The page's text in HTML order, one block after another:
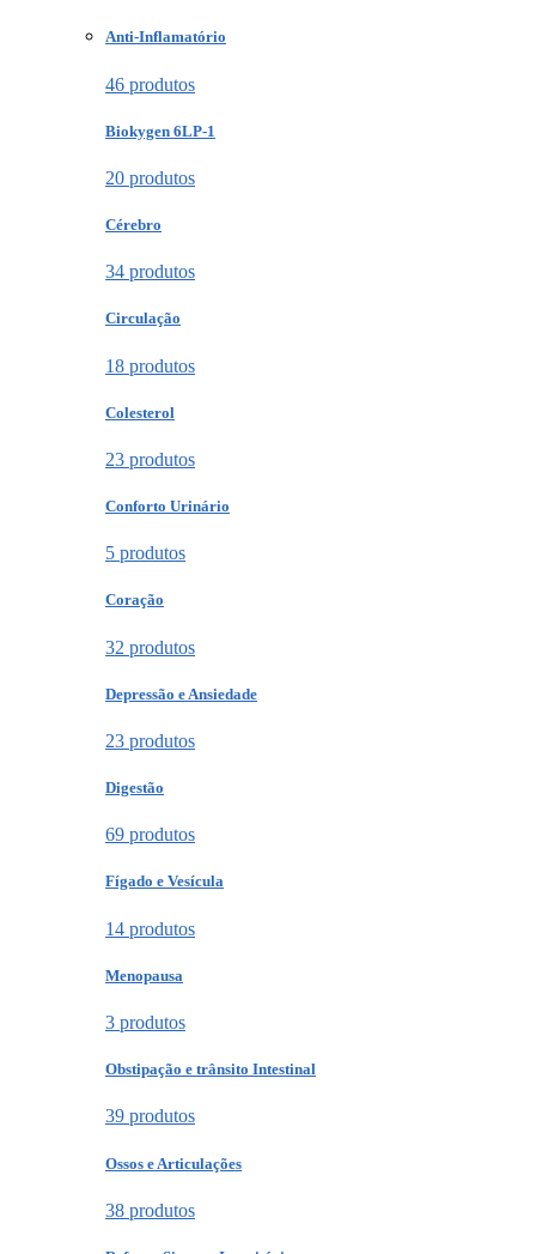
Anti-Inflamatório
46 produtos
Biokygen 6LP-1
20 produtos
Cérebro
34 produtos
Circulação
18 produtos
Colesterol
23 produtos
Conforto Urinário
5 produtos
Coração
32 produtos
Depressão e Ansiedade
23 produtos
Digestão
69 produtos
Fígado e Vesícula
14 produtos
Menopausa
3 produtos
Obstipação e trânsito Intestinal
39 produtos
Ossos e Articulações
38 produtos